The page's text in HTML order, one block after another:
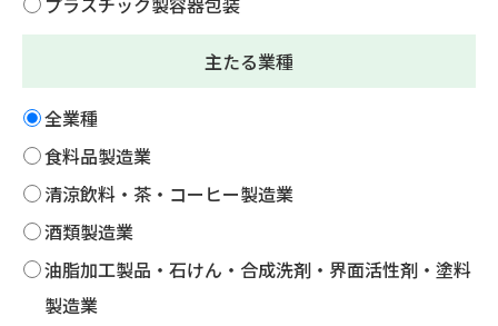
主たる業種
全業種
食料品製造業
清涼飲料・茶・コーヒー製造業
酒類製造業
油脂加工製品・石けん・合成洗剤・界面活性剤・塗料
製造業